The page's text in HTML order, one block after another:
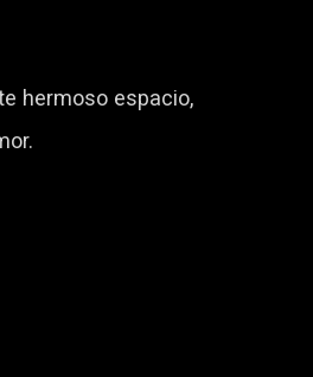
hermoso espacio,